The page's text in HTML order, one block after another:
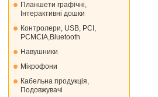
Планшети графічні,
Інтерактивні дошки
Контролери, USB, PCI,
PCMCIA,Bluetooth
Навушники
Мікрофони
Кабельна продукція,
Подовжувачі